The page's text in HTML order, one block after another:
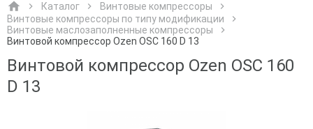
Каталог
Винтовые компрессоры
Винтовые компрессоры по типу модификации
Винтовые маслозаполненные компрессоры
Винтовой компрессор Ozen OSC 160 D 13
Винтовой компрессор Ozen OSC 160
D 13
Как к Вам обращаться?
Как к Вам обращаться?
Город доставки
Как к Вам обращаться?